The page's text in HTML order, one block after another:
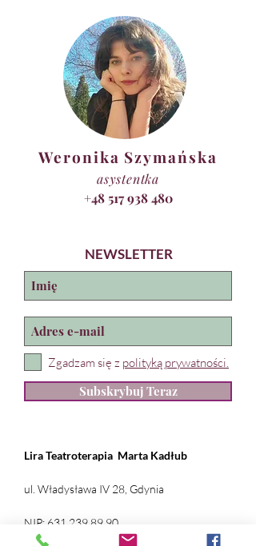
Weronika Szymańska
asystentka
+48 517 938 480
NEWSLETTER
Zgadzam się z polityką prywatności.
Subskrybuj Teraz
Lira Teatroterapia Marta Kadłub
ul. Władysława IV 28, Gdynia
NIP: 631 239 89 90